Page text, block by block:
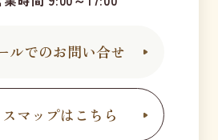
ルでのお問い合せ
マップはこちら